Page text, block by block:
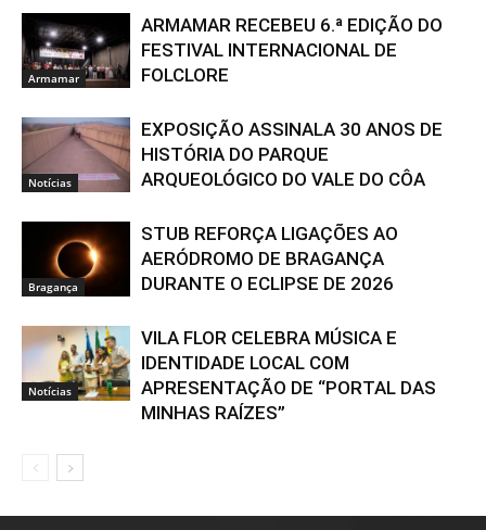
Armamar
ARMAMAR RECEBEU 6.ª EDIÇÃO DO
FESTIVAL INTERNACIONAL DE
FOLCLORE
Notícias
EXPOSIÇÃO ASSINALA 30 ANOS DE
HISTÓRIA DO PARQUE
ARQUEOLÓGICO DO VALE DO CÔA
Bragança
STUB REFORÇA LIGAÇÕES AO
AERÓDROMO DE BRAGANÇA
DURANTE O ECLIPSE DE 2026
Notícias
VILA FLOR CELEBRA MÚSICA E
IDENTIDADE LOCAL COM
APRESENTAÇÃO DE “PORTAL DAS
MINHAS RAÍZES”